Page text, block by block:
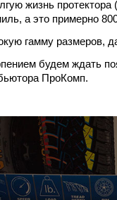
жизнь протектора
а это примерно
гамму размеров,
будем ждать
ПроКомп.